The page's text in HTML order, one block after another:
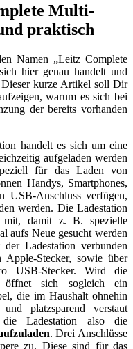
Multi-
praktisch
Namen „Leitz Complete
hier genau handelt und
kurze Artikel soll Dir
warum es sich bei
der bereits vorhanden
handelt es sich um eine
aufgeladen werden
für das Laden von
Handys, Smartphones,
USB-Anschluss verfügen,
werden. Die Ladestation
mit, damit z. B. spezielle
aufs Neue gesucht werden
Ladestation verbunden
Stecker, sowie über
USB-Stecker. Wird die
sich sogleich ein
die im Haushalt ohnehin
platzsparend verstaut
Ladestation also die
. Drei Anschlüsse
zu. Diese sind für das